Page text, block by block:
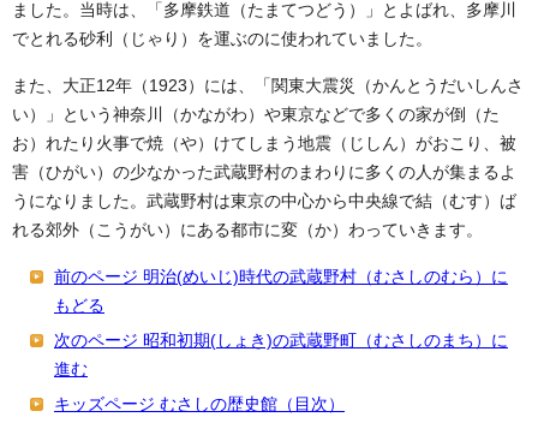
ました。当時は、「多摩鉄道（たまてつどう）」とよばれ、多摩川
でとれる砂利（じゃり）を運ぶのに使われていました。
また、大正12年（1923）には、「関東大震災（かんとうだいしんさ
い）」という神奈川（かながわ）や東京などで多くの家が倒（た
お）れたり火事で焼（や）けてしまう地震（じしん）がおこり、被
害（ひがい）の少なかった武蔵野村のまわりに多くの人が集まるよ
うになりました。武蔵野村は東京の中心から中央線で結（むす）ば
れる郊外（こうがい）にある都市に変（か）わっていきます。
前のページ 明治(めいじ)時代の武蔵野村（むさしのむら）に
もどる
次のページ 昭和初期(しょき)の武蔵野町（むさしのまち）に
進む
キッズページ むさしの歴史館（目次）